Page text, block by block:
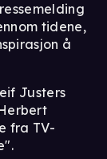
tidene,
å
Justers
fra TV-